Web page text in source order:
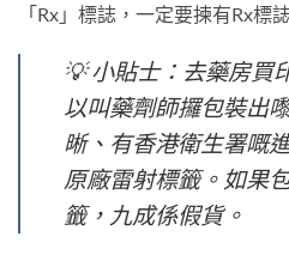
「Rx」標誌，一定要揀有Rx標
💡 小貼士：去藥房買
以叫藥劑師攞包裝出
晰、有香港衛生署嘅
原廠雷射標籤。如果
籤，九成係假貨。